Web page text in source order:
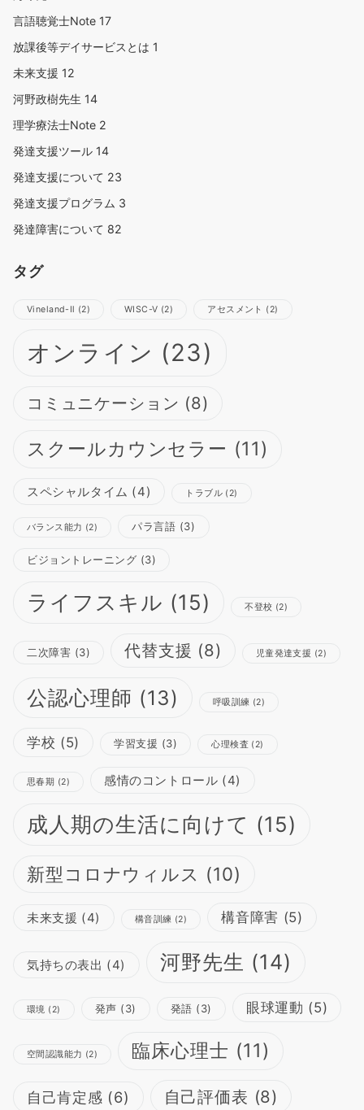
言語聴覚士Note 17
放課後等デイサービスとは 1
未来支援 12
河野政樹先生 14
理学療法士Note 2
発達支援ツール 14
発達支援について 23
発達支援プログラム 3
発達障害について 82
タグ
Vineland-Ⅱ (2) WISC-Ⅴ (2) アセスメント (2)
オンライン (23)
コミュニケーション (8)
スクールカウンセラー (11)
スペシャルタイム (4) トラブル (2)
バランス能力 (2) パラ言語 (3)
ビジョントレーニング (3)
ライフスキル (15) 不登校 (2)
二次障害 (3) 代替支援 (8) 児童発達支援 (2)
公認心理師 (13) 呼吸訓練 (2)
学校 (5) 学習支援 (3) 心理検査 (2)
思春期 (2) 感情のコントロール (4)
成人期の生活に向けて (15)
新型コロナウィルス (10)
未来支援 (4) 構音訓練 (2) 構音障害 (5)
気持ちの表出 (4) 河野先生 (14)
環境 (2) 発声 (3) 発語 (3) 眼球運動 (5)
空間認識能力 (2) 臨床心理士 (11)
自己肯定感 (6) 自己評価表 (8)